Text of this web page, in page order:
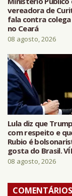
vereadora de
fala contra colega
no Ceará
08 agosto, 2026
Lula diz que
com respeito e
Rubio é
gosta do Brasil.
08 agosto, 2026
COMENTÁRIOS